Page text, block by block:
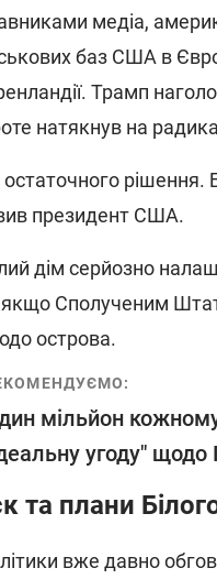
медіа,
баз США в
Трамп
натякнув на
рішення.
президент США.
дім серйозно
якщо Сполученим
острова.
мільйон
угоду" щодо
та плани
вже давно